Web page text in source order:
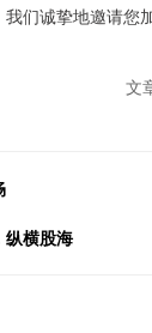
们诚挚地邀请您
文
纵横股海